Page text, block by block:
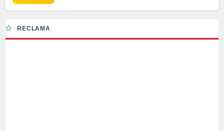
RECLAMA